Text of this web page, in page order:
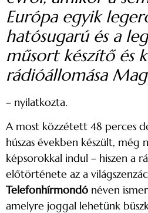
Európa egyik
hatósugarú és a
műsort készítő és
rádióállomása
– nyilatkozta.
A most közzétett 48 perces
húszas években készült, még
képsorokkal indul – hiszen a
előtörténete az a
Telefonhírmondó néven
amelyre joggal lehetünk